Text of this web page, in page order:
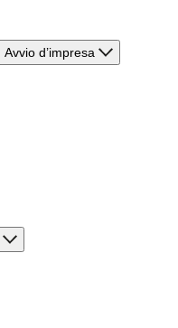
Avvio d’impresa